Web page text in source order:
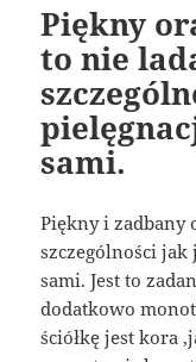
Piękny
to nie
sami.
Piękny i zadbany
szczególności
sami. Jest to
dodatkowo
ściółkę jest kora